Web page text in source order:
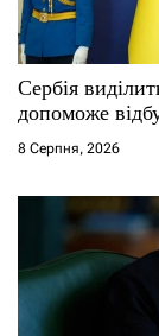
п
и
с
Сербія
допоможе
8 Серпня, 2026